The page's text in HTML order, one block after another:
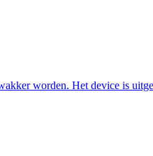
worden. Het device is